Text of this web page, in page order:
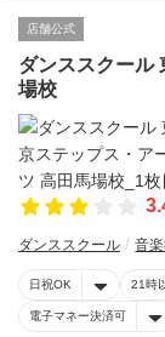
店舗公式
ダンススクール
場校
ダンススクール 音
日祝OK 21時
電子マネー決済可